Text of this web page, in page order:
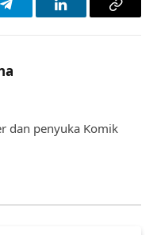
TelegramLinkedInCopy
dan penyuka Komik